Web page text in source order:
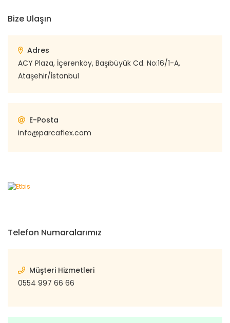
Bize Ulaşın
Adres
ACY Plaza, İçerenköy, Başıbüyük Cd. No:16/1-A,
Ataşehir/İstanbul
E-Posta
info@parcaflex.com
Telefon Numaralarımız
Müşteri Hizmetleri
0554 997 66 66